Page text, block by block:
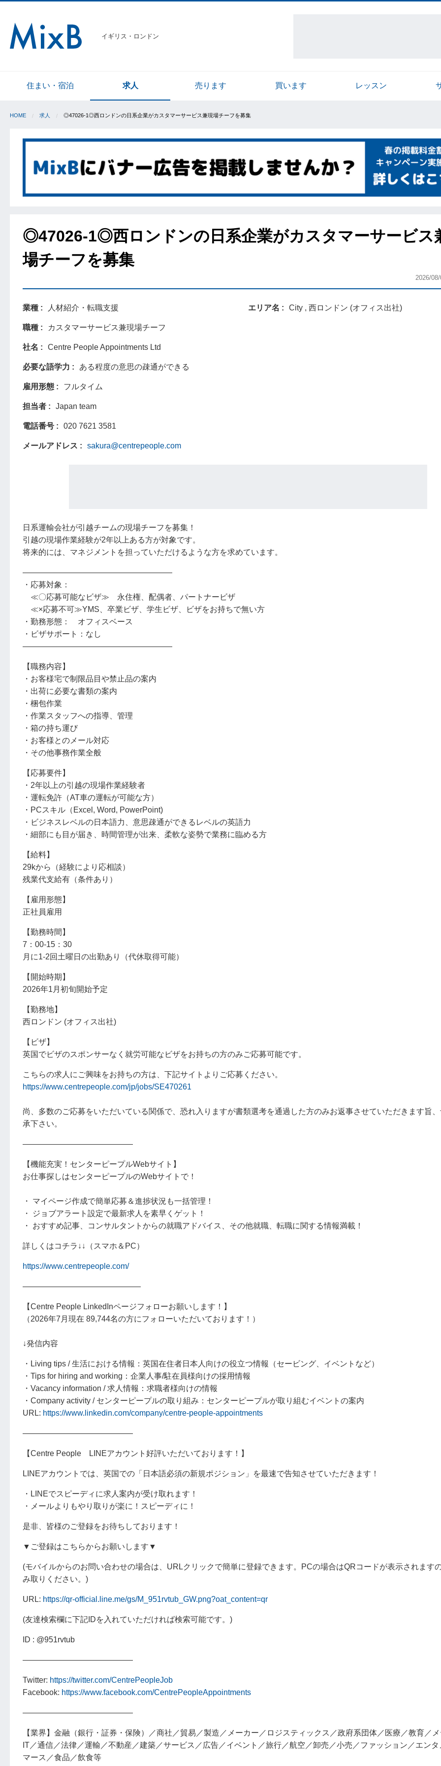
イギリス・ロンドン
住まい・宿泊 求人 売ります 買います レッスン
HOME 求人 ◎47026-1◎西ロンドンの日系企業がカスタマーサービス兼現場チーフを募集
◎47026-1◎西ロンドンの日系企業がカスタマーサービス
場チーフを募集
2026/
業種 人材紹介・転職支援
職種 カスタマーサービス兼現場チーフ
社名 Centre People Appointments Ltd
必要な語学力 ある程度の意思の疎通ができる
雇用形態 フルタイム
担当者 Japan team
電話番号 020 7621 3581
メールアドレス sakura@centrepeople.com
エリア名 City , 西ロンドン (オフィス出社)
日系運輸会社が引越チームの現場チーフを募集！
引越の現場作業経験が2年以上ある方が対象です。
将来的には、マネジメントを担っていただけるような方を求めています。
―――――――――――――――――――
・応募対象：
≪〇応募可能なビザ≫ 永住権、配偶者、パートナービザ
≪×応募不可≫YMS、卒業ビザ、学生ビザ、ビザをお持ちで無い方
・勤務形態： オフィスベース
・ビザサポート：なし
―――――――――――――――――――
【職務内容】
・お客様宅で制限品目や禁止品の案内
・出荷に必要な書類の案内
・梱包作業
・作業スタッフへの指導、管理
・箱の持ち運び
・お客様とのメール対応
・その他事務作業全般
【応募要件】
・2年以上の引越の現場作業経験者
・運転免許（AT車の運転が可能な方）
・PCスキル（Excel, Word, PowerPoint)
・ビジネスレベルの日本語力、意思疎通ができるレベルの英語力
・細部にも目が届き、時間管理が出来、柔軟な姿勢で業務に臨める方
【給料】
29kから（経験により応相談）
残業代支給有（条件あり）
【雇用形態】
正社員雇用
【勤務時間】
7：00-15：30
月に1-2回土曜日の出勤あり（代休取得可能）
【開始時期】
2026年1月初旬開始予定
【勤務地】
西ロンドン (オフィス出社)
【ビザ】
英国でビザのスポンサーなく就労可能なビザをお持ちの方のみご応募可能です。
こちらの求人にご興味をお持ちの方は、下記サイトよりご応募ください。
https://www.centrepeople.com/jp/jobs/SE470261
尚、多数のご応募をいただいている関係で、恐れ入りますが書類選考を通過した方のみお返事させていただきます旨
承下さい。
――――――――――――――
【機能充実！センターピープルWebサイト】
お仕事探しはセンターピープルのWebサイトで！
・ マイページ作成で簡単応募＆進捗状況も一括管理！
・ ジョブアラート設定で最新求人を素早くゲット！
・ おすすめ記事、コンサルタントからの就職アドバイス、その他就職、転職に関する情報満載！
詳しくはコチラ↓↓（スマホ＆PC）
https://www.centrepeople.com/
―――――――――――――――
【Centre People LinkedInページフォローお願いします！】
（2026年7月現在 89,744名の方にフォローいただいております！）
↓発信内容
・Living tips / 生活における情報：英国在住者日本人向けの役立つ情報（セービング、イベントなど）
・Tips for hiring and working：企業人事/駐在員様向けの採用情報
・Vacancy information / 求人情報：求職者様向けの情報
・Company activity / センターピープルの取り組み：センターピープルが取り組むイベントの案内
URL: https://www.linkedin.com/company/centre-people-appointments
――――――――――――――
【Centre People LINEアカウント好評いただいております！】
LINEアカウントでは、英国での「日本語必須の新規ポジション」を最速で告知させていただきます！
・LINEでスピーディに求人案内が受け取れます！
・メールよりもやり取りが楽に！スピーディに！
是非、皆様のご登録をお待ちしております！
▼ご登録はこちらからお願いします▼
(モバイルからのお問い合わせの場合は、URLクリックで簡単に登録できます。PCの場合はQRコードが表示されます
み取りください。)
URL: https://qr-official.line.me/gs/M_951rvtub_GW.png?oat_content=qr
(友達検索欄に下記IDを入れていただければ検索可能です。)
ID : @951rvtub
――――――――――――――
Twitter: https://twitter.com/CentrePeopleJob
Facebook: https://www.facebook.com/CentrePeopleAppointments
――――――――――――――
【業界】金融（銀行・証券・保険）／商社／貿易／製造／メーカー／ロジスティックス／政府系団体／医療／教育／
IT／通信／法律／運輸／不動産／建築／サービス／広告／イベント／旅行／航空／卸売／小売／ファッション／エン
マース／食品／飲食等